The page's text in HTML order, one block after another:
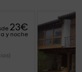
23€
y noche